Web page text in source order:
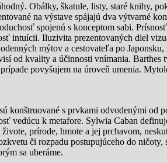
Obálky, škatule, listy, staré knihy,
na výstave spájajú dva výtvarné
spojenú s konceptom sabi.
intuícii. Iluzivita prezentovaných diel
mýtov a cestovateľa po
od kvality a účinnosti vnímania. Barthes
povyšujem na úroveň umenia.
s prvkami odvodenými od
vedúcu k metafore. Sylwia Caban
prírode, hmote a jej prchavom,
či rozpadu postupujúceho do ničoty,
sa uberáme.